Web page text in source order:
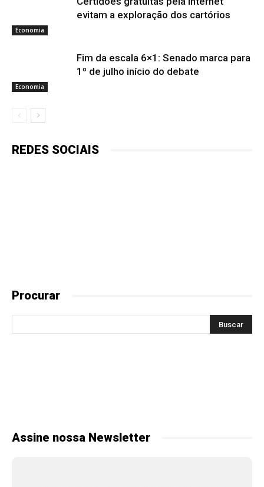
Economia
evitam a exploração dos cartórios
Economia
Fim da escala 6×1: Senado marca para
1º de julho início do debate
REDES SOCIAIS
Procurar
Assine nossa Newsletter